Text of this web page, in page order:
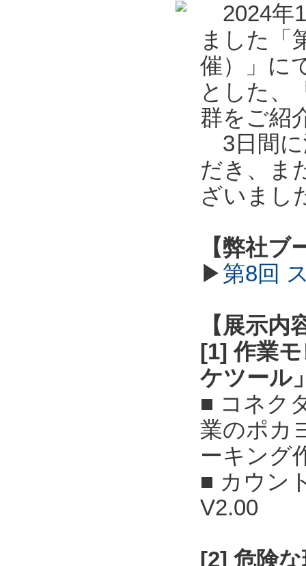
2024年1
ました「
催）」に
とした、
群をご紹
3日間に
だき、ま
ざいまし
【弊社
▶第8回
【展示内
[1] 作業
ケツール
■ コネク
業のポカ
ーキング
■ カウン
V2.00
[2] 危険